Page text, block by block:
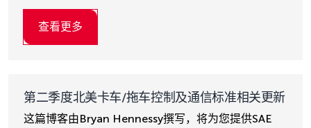
查看更多
第二季度北美卡车/拖车控制及通信标准相关更新
这篇博客由Bryan Hennessy撰写，将为您提供SAE